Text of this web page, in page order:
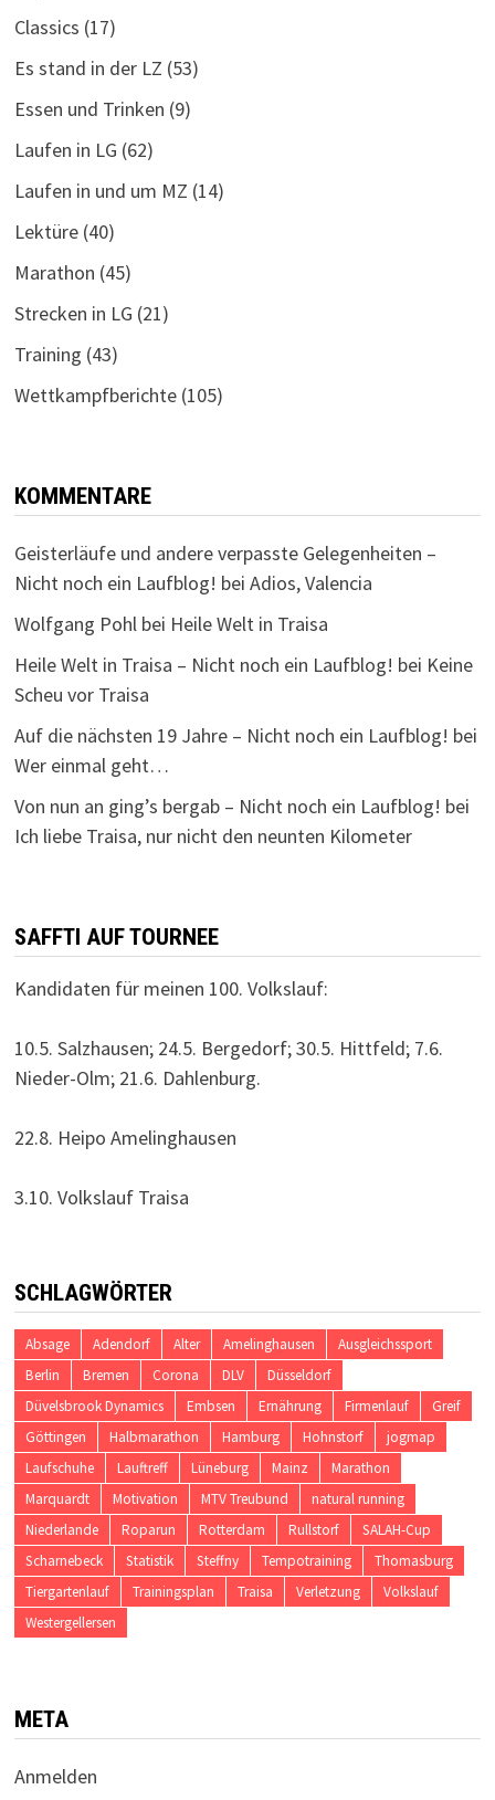
Classics (17)
Es stand in der LZ (53)
Essen und Trinken (9)
Laufen in LG (62)
Laufen in und um MZ (14)
Lektüre(40)
Marathon (45)
Strecken in LG (21)
Training (43)
Wettkampfberichte(105)
KOMMENTARE
Geisterläufe und andere verpasste Gelegenheiten –
Nicht noch ein Laufblog! bei Adios, Valencia
Wolfgang Pohlbei Heile Welt in Traisa
Heile Welt in Traisa – Nicht noch ein Laufblog! bei Keine
Scheu vor Traisa
Auf die nächsten 19 Jahre – Nicht noch ein Laufblog! bei
Wer einmal geht…
Von nun an ging’s bergab – Nicht noch ein Laufblog! bei
Ich liebe Traisa, nur nicht den neunten Kilometer
SAFFTI AUF TOURNEE
Kandidaten für meinen 100. Volkslauf:
10.5. Salzhausen; 24.5. Bergedorf; 30.5. Hittfeld; 7.6.
Nieder-Olm; 21.6. Dahlenburg.
22.8. Heipo Amelinghausen
3.10. Volkslauf Traisa
SCHLAGWÖRTER
Absage Adendorf Alter Amelinghausen
Ausgleichssport
Berlin
Bremen Corona DLV
Düsseldorf
Düvelsbrook Dynamics
Embsen Ernährung Firmenlauf
Greif
Göttingen
Halbmarathon Hamburg Hohnstorf
jogmap
Laufschuhe
Lauftreff Lüneburg Mainz
Marathon
Marquardt
Motivation MTV Treubund
natural running
Niederlande
Roparun Rotterdam Rullstorf
SALAH-Cup
Scharnebeck
Statistik Steffny Tempotraining
Thomasburg
Tiergartenlauf
Trainingsplan Traisa Verletzung
Volkslauf
Westergellersen
META
Anmelden